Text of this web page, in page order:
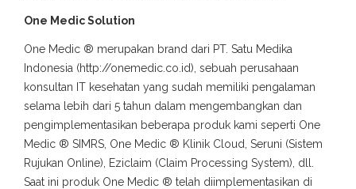
One Medic Solution
One Medic ® merupakan brand dari PT. Satu Medika
Indonesia (http://onemedic.co.id), sebuah perusahaan
konsultan IT kesehatan yang sudah memiliki pengalaman
selama lebih dari 5 tahun dalam mengembangkan dan
pengimplementasikan beberapa produk kami seperti One
Medic ® SIMRS, One Medic ® Klinik Cloud, Seruni (Sistem
Rujukan Online), Eziclaim (Claim Processing System), dll.
Saat ini produk One Medic ® telah diimplementasikan di